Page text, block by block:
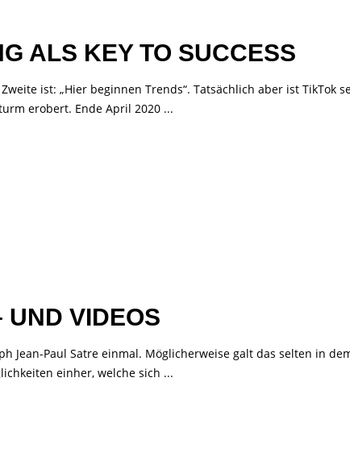
ALS KEY TO SUCCESS
ist: „Hier beginnen Trends“. Tatsächlich aber ist TikTok
erobert. Ende April 2020
UND VIDEOS
Jean-Paul Satre einmal. Möglicherweise galt das selten in
einher, welche sich